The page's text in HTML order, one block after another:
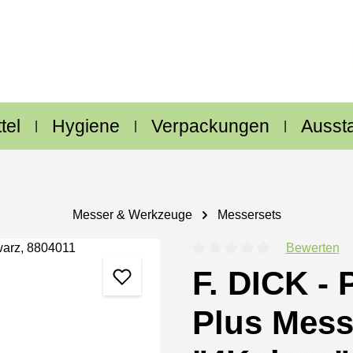
Hygiene Verpackungen
Messer & Werkzeuge Messersets
Bewerten
F. DICK -
Plus